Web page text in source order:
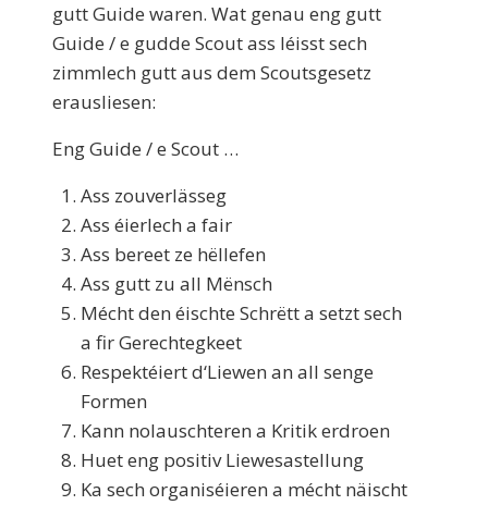
gutt Guide waren. Wat genau eng gutt
Guide / e gudde Scout ass léisst sech
zimmlech gutt aus dem Scoutsgesetz
erausliesen:
Eng Guide / e Scout …
Ass zouverlässeg
Ass éierlech a fair
Ass bereet ze hëllefen
Ass gutt zu all Mënsch
Mécht den éischte Schrëtt a setzt sech
a fir Gerechtegkeet
Respektéiert d‘Liewen an all senge
Formen
Kann nolauschteren a Kritik erdroen
Huet eng positiv Liewesastellung
Ka sech organiséieren a mécht näischt